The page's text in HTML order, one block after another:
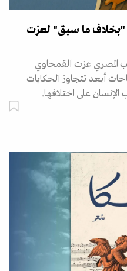
"بخلاف ما سبق" لعزت
المصري عزت القمحاوي
أبعد تتجاوز الحكايات
على اختلافها.